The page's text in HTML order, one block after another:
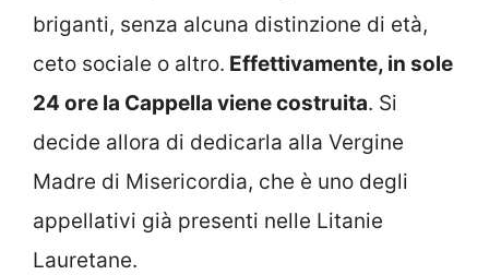
briganti, senza alcuna distinzione di età,
ceto sociale o altro. Effettivamente, in sole
24 ore la Cappella viene costruita. Si
decide allora di dedicarla alla Vergine
Madre di Misericordia, che è uno degli
appellativi già presenti nelle Litanie
Lauretane.